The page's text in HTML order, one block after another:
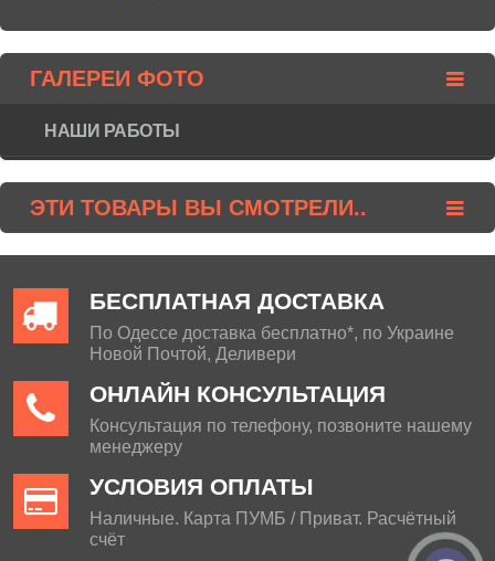
ГАЛЕРЕИ ФОТО
НАШИ РАБОТЫ
ЭТИ ТОВАРЫ ВЫ СМОТРЕЛИ..
БЕСПЛАТНАЯ ДОСТАВКА
По Одессе доставка бесплатно*, по Украине
Новой Почтой, Деливери
ОНЛАЙН КОНСУЛЬТАЦИЯ
Консультация по телефону, позвоните нашему
менеджеру
УСЛОВИЯ ОПЛАТЫ
Наличные. Карта ПУМБ / Приват. Расчётный
счёт